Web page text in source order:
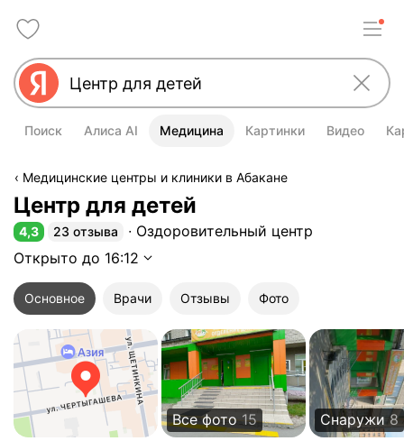
Поиск Алиса AI Медицина Картинки Видео
Медицинские центры и клиники в Абакане
Центр для детей
Рейтинг 4,3 из 5
4,3 23 отзыва
Оздоровительный центр
Открыто до 16:12
Основное Врачи Отзывы Фото
Все фото15 Снаружи8